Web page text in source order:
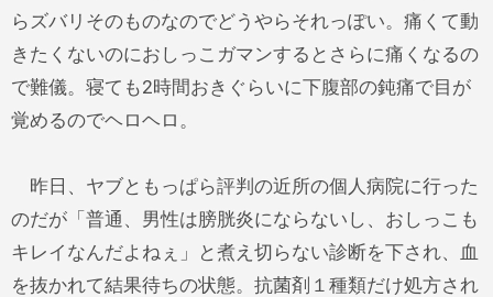
らズバリそのものなのでどうやらそれっぽい。痛くて動
きたくないのにおしっこガマンするとさらに痛くなるの
で難儀。寝ても2時間おきぐらいに下腹部の鈍痛で目が
覚めるのでヘロヘロ。
昨日、ヤブともっぱら評判の近所の個人病院に行った
のだが「普通、男性は膀胱炎にならないし、おしっこも
キレイなんだよねぇ」と煮え切らない診断を下され、血
を抜かれて結果待ちの状態。抗菌剤１種類だけ処方され